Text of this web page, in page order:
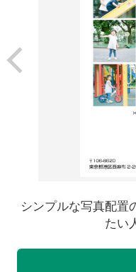
シンプルな写真配置
たい